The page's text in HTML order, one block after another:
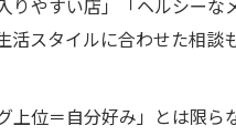
りやすい店」「ヘルシーな
活スタイルに合わせた相談
上位＝自分好み」とは限ら